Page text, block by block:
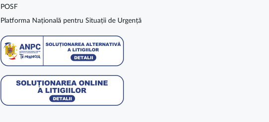
POSF
Platforma Națională pentru Situații de Urgență